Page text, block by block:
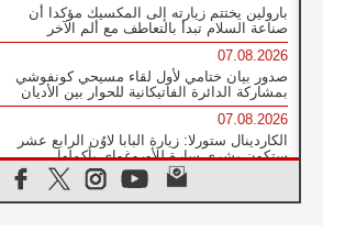
بارولين يختتم زيارته إلى المكسيك مؤكدا أن
صناعة السلام تبدأ بالتعاطف مع ألم الآخر
07.08.2026
صدور بيان ختامي لأول لقاء مسيحي كونفوشي
بمشاركة الدائرة الفاتيكانية للحوار بين الأديان
07.08.2026
الكاردينال ستورلا: زيارة البابا لاوُن الرابع عشر
ستكون بشرى سارة للأوروغواي بأكملها
الفاتيكان يعلن برنامج الزيارة الرسولية للبابا لاوُن